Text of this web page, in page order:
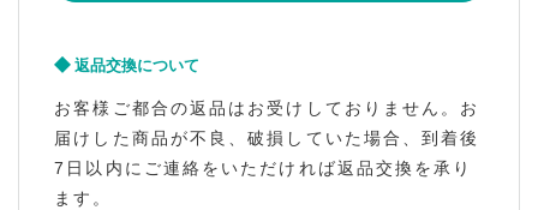
返品交換について
お客様ご都合の返品はお受けしておりません。お
届けした商品が不良、破損していた場合、到着後
7日以内にご連絡をいただければ返品交換を承り
ます。